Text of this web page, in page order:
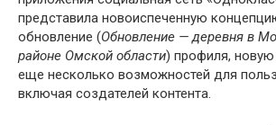
представила новоиспеченную
обновление (Обновление — деревня в
районе Омской области) профиля,
еще несколько возможностей для
включая создателей контента.